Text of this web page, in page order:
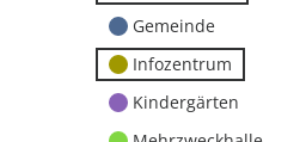
Gemeinde
Infozentrum
Kindergärten